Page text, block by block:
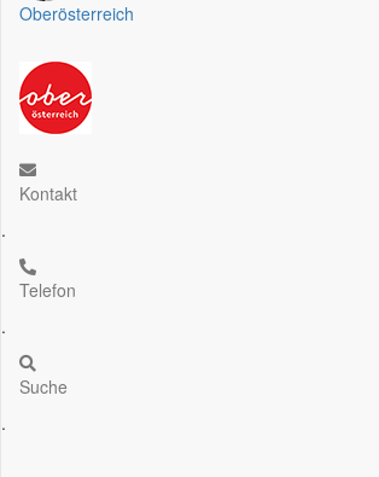
Oberösterreich
Kontakt
.
Telefon
.
Suche
.